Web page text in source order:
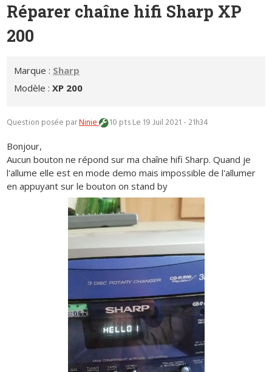
Réparer chaîne hifi Sharp XP
200
Marque : Sharp
Modèle :XP 200
Question posée parNinie 10 ptsLe 19 Juil 2021 - 21h34
Bonjour,
Aucun bouton ne répond sur ma chaîne hifi Sharp. Quand je
l'allume elle est en mode demo mais impossible de l'allumer
en appuyant sur le bouton on stand by